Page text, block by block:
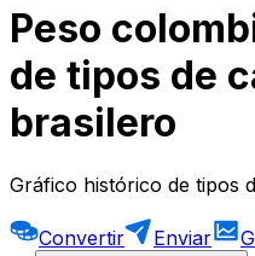
Peso
de tipos de
brasilero
Gráfico histórico de tipos
Convertir Enviar